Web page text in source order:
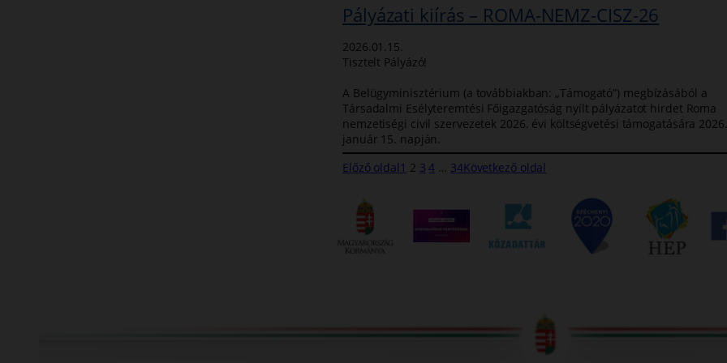
Pályázati kiírás – ROMA-NEMZ-CISZ-26
2026.01.15.
Tisztelt Pályázó!
A Belügyminisztérium (a továbbiakban: „Támogató”) megbízásából a
Társadalmi Esélyteremtési Főigazgatóság nyílt pályázatot hirdet Roma
nemzetiségi civil szervezetek 2026. évi költségvetési támogatására 2026.
január 15. napján.
Előző oldal 1 2 3 4 … 34Következő oldal